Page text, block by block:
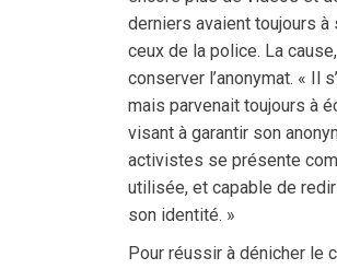
derniers avaient toujours à
ceux de la police. La
conserver l’anonymat. « Il
mais parvenait toujours à
visant à garantir son
activistes se présente
utilisée, et capable de
son identité. »
Pour réussir à dénicher le